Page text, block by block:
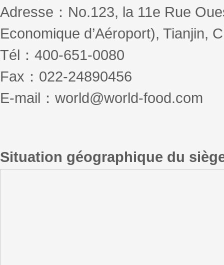
Adresse：No.123, la 11e Rue
Economique d’Aéroport), Tianjin,
Tél：400-651-0080
Fax：022-24890456
E-mail：world@world-food.com
Situation géographique du